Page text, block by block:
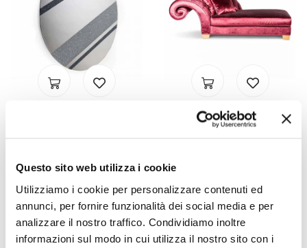
Questo sito web utilizza i cookie
Utilizziamo i cookie per personalizzare contenuti ed
annunci, per fornire funzionalità dei social media e per
analizzare il nostro traffico. Condividiamo inoltre
informazioni sul modo in cui utilizza il nostro sito con i
بريق وزجاج
- 20%AR 18.546,39 AR
14.837,11
VIADURINI LIVING
في إيطاليا، منجد من القماش
- 20%AR 53.144,61
42.515,68